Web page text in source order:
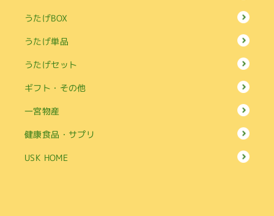
うたげBOX
うたげ単品
うたげセット
ギフト・その他
一宮物産
健康食品・サプリ
USK HOME